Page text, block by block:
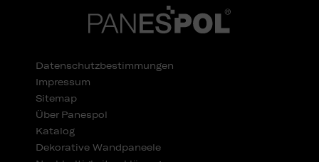
Datenschutzbestimmungen
Impressum
Sitemap
Über Panespol
Katalog
Dekorative Wandpaneele